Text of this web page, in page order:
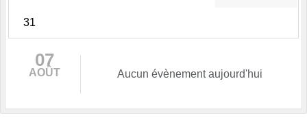
31
07
AOÛT Aucun évènement aujourd'hui